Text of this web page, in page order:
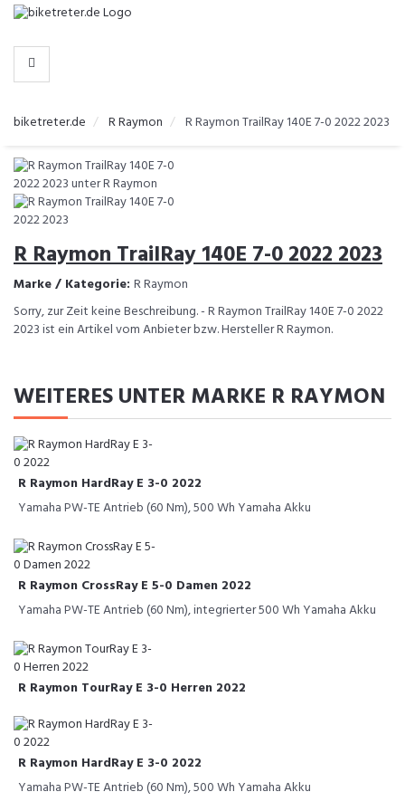
-
HERSTELLER
biketreter.de R Raymon R Raymon TrailRay 140E 7-0 2022 2023
R Raymon TrailRay 140E 7-0 2022 2023
Marke / Kategorie: R Raymon
Sorry, zur Zeit keine Beschreibung. - R Raymon TrailRay 140E 7-0 2022
2023 ist ein Artikel vom Anbieter bzw. Hersteller R Raymon.
WEITERES UNTER MARKE R RAYMON
R Raymon HardRay E 3-0 2022
Yamaha PW-TE Antrieb (60 Nm), 500 Wh Yamaha Akku
R Raymon CrossRay E 5-0 Damen 2022
Yamaha PW-TE Antrieb (60 Nm), integrierter 500 Wh Yamaha Akku
R Raymon TourRay E 3-0 Herren 2022
R Raymon HardRay E 3-0 2022
Yamaha PW-TE Antrieb (60 Nm), 500 Wh Yamaha Akku